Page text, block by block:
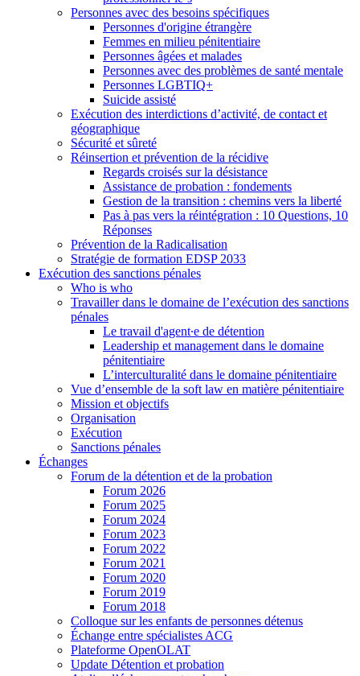
Personnes avec des besoins spécifiques
Personnes d'origine étrangère
Femmes en milieu pénitentiaire
Personnes âgées et malades
Personnes avec des problèmes de santé mentale
Personnes LGBTIQ+
Suicide assisté
Exécution des interdictions d’activité, de contact et
géographique
Sécurité et sûreté
Réinsertion et prévention de la récidive
Regards croisés sur la désistance
Assistance de probation : fondements
Gestion de la transition : chemins vers la liberté
Pas à pas vers la réintégration : 10 Questions, 10
Réponses
Prévention de la Radicalisation
Stratégie de formation EDSP 2033
Exécution des sanctions pénales
Who is who
Travailler dans le domaine de l’exécution des sanctions
pénales
Le travail d'agent∙e de détention
Leadership et management dans le domaine
pénitentiaire
L’interculturalité dans le domaine pénitentiaire
Vue d’ensemble de la soft law en matière pénitentiaire
Mission et objectifs
Organisation
Exécution
Sanctions pénales
Échanges
Forum de la détention et de la probation
Forum 2026
Forum 2025
Forum 2024
Forum 2023
Forum 2022
Forum 2021
Forum 2020
Forum 2019
Forum 2018
Colloque sur les enfants de personnes détenus
Échange entre spécialistes ACG
Plateforme OpenOLAT
Update Détention et probation